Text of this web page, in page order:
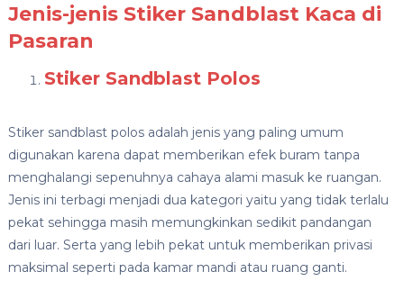
Jenis-jenis Stiker Sandblast Kaca di
Pasaran
Stiker Sandblast Polos
Stiker sandblast polos adalah jenis yang paling umum
digunakan karena dapat memberikan efek buram tanpa
menghalangi sepenuhnya cahaya alami masuk ke ruangan.
Jenis ini terbagi menjadi dua kategori yaitu yang tidak terlalu
pekat sehingga masih memungkinkan sedikit pandangan
dari luar. Serta yang lebih pekat untuk memberikan privasi
maksimal seperti pada kamar mandi atau ruang ganti.